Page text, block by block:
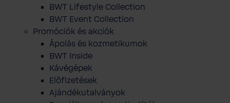
BWT Lifestyle Collection
BWT Event Collection
Promóciók és akciók
Ápolás és kozmetikumok
BWT Inside
Kávégépek
Előfizetések
Ajándékutalványok